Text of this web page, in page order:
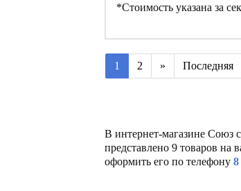
*Стоимость указана за
1 2 » Последняя
В интернет-магазине Союз
представлено 9 товаров на
оформить его по телефону 8